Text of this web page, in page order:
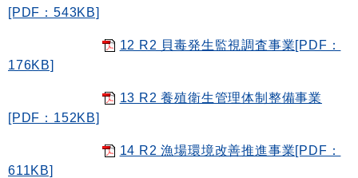
[PDF：543KB]
12 R2 貝毒発生監視調査事業[PDF：
176KB]
13 R2 養殖衛生管理体制整備事業
[PDF：152KB]
14 R2 漁場環境改善推進事業[PDF：
611KB]